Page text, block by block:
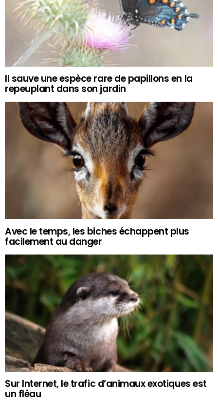
Il sauve une espèce rare de papillons en la
repeuplant dans son jardin
Avec le temps, les biches échappent plus
facilement au danger
Sur Internet, le trafic d’animaux exotiques est
un fléau